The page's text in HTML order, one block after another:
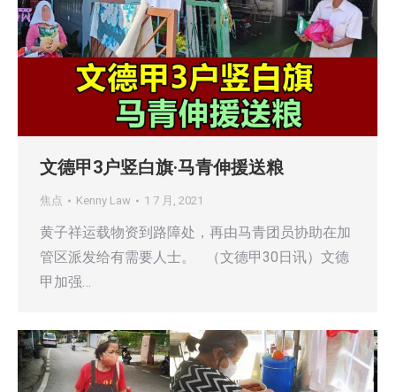
文德甲3户竖白旗·马青伸援送粮
焦点 Kenny Law 1 7 月, 2021
黄子祥运载物资到路障处，再由马青团员协助在加
管区派发给有需要人士。 （文德甲30日讯）文德
甲加强…